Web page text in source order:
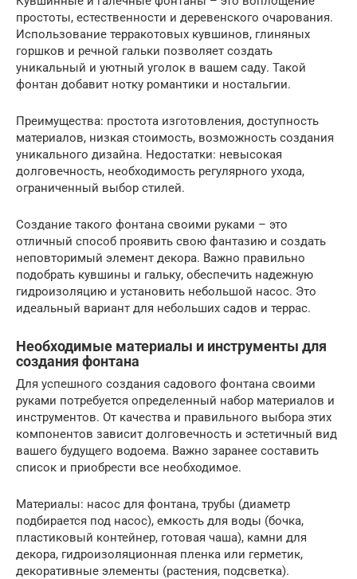
простоты, естественности и деревенского очарования.
Использование терракотовых кувшинов, глиняных
горшков и речной гальки позволяет создать
уникальный и уютный уголок в вашем саду. Такой
фонтан добавит нотку романтики и ностальгии.
Преимущества: простота изготовления, доступность
материалов, низкая стоимость, возможность создания
уникального дизайна. Недостатки: невысокая
долговечность, необходимость регулярного ухода,
ограниченный выбор стилей.
Создание такого фонтана своими руками – это
отличный способ проявить свою фантазию и создать
неповторимый элемент декора. Важно правильно
подобрать кувшины и гальку, обеспечить надежную
гидроизоляцию и установить небольшой насос. Это
идеальный вариант для небольших садов и террас.
Необходимые материалы и инструменты для
создания фонтана
Для успешного создания садового фонтана своими
руками потребуется определенный набор материалов и
инструментов. От качества и правильного выбора этих
компонентов зависит долговечность и эстетичный вид
вашего будущего водоема. Важно заранее составить
список и приобрести все необходимое.
Материалы: насос для фонтана, трубы (диаметр
подбирается под насос), емкость для воды (бочка,
пластиковый контейнер, готовая чаша), камни для
декора, гидроизоляционная пленка или герметик,
декоративные элементы (растения, подсветка).